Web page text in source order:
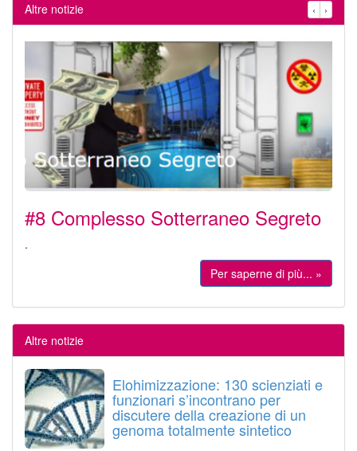
Altre notizie ‹ ›
#8 Complesso Sotterraneo Segreto
.
Per saperne di più... »
Altre notizie
Elohimizzazione: 130 scienziati e
funzionari s’incontrano per
discutere della creazione di un
genoma totalmente sintetico